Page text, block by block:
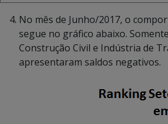
No mês de Junho/2017, o
segue no gráfico abaixo.
Construção Civil e Indústria de
apresentaram saldos negativos.